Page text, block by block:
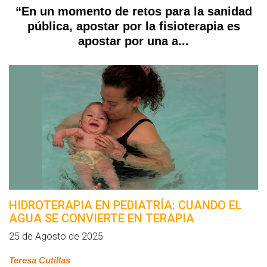
“En un momento de retos para la sanidad
pública, apostar por la fisioterapia es
apostar por una a...
HIDROTERAPIA EN PEDIATRÍA: CUANDO EL
AGUA SE CONVIERTE EN TERAPIA
25 de Agosto de 2025
Teresa Cutillas